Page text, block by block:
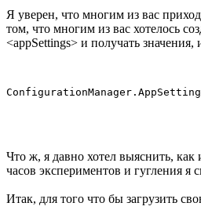
Я уверен, что многим из вас
том, что многим из вас хотелось
<appSettings> и получать
Что ж, я давно хотел выяснить,
часов экспериментов и гугления я
Итак, для того что бы загрузить